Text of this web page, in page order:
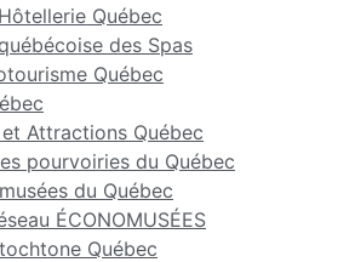
Québec
des Spas
Québec
Attractions Québec
pourvoiries du Québec
du Québec
ÉCONOMUSÉES
Québec